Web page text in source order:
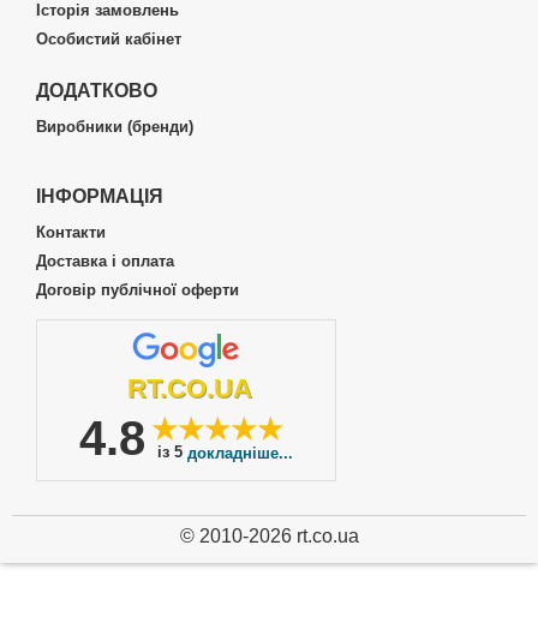
Історія замовлень
Особистий кабінет
ДОДАТКОВО
Виробники (бренди)
ІНФОРМАЦІЯ
Контакти
Доставка і оплата
Договір публічної оферти
RT.CO.UA
4.8 ★★★★★
із 5 докладніше...
© 2010-2026 rt.co.ua